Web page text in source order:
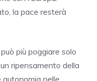
la pace resterà
più poggiare solo
ripensamento della
autonomia nelle